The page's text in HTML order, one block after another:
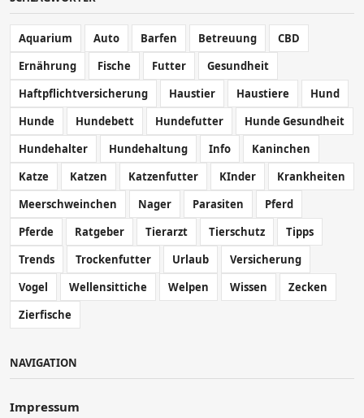
Aquarium Auto Barfen Betreuung
CBD
Ernährung
Fische Futter
Gesundheit
Haftpflichtversicherung
Haustier Haustiere
Hund
Hunde
Hundebett Hundefutter
Hunde Gesundheit
Hundehalter
Hundehaltung Info
Kaninchen
Katze
Katzen Katzenfutter KInder
Krankheiten
Meerschweinchen
Nager Parasiten
Pferd
Pferde
Ratgeber Tierarzt Tierschutz
Tipps
Trends
Trockenfutter Urlaub
Versicherung
Vogel
Wellensittiche Welpen Wissen
Zecken
Zierfische
NAVIGATION
Impressum